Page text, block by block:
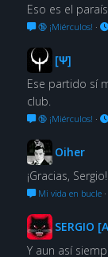
Eso es el
🔞 ¡Miérculos! ·
[Ψ]
Ese partido sí
club.
🔞 ¡Miérculos! ·
Oiher
¡Gracias,
Mi vida en bucle·
SERGIO
Y aun así